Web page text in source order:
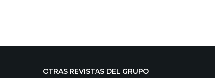
OTRAS REVISTAS DEL GRUPO